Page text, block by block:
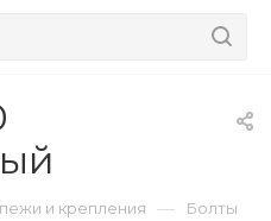
и крепления — Болты